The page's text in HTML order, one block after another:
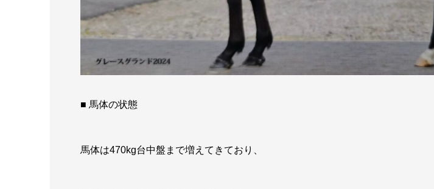
■ 馬体の状態
馬体は470kg台中盤まで増えてきており、